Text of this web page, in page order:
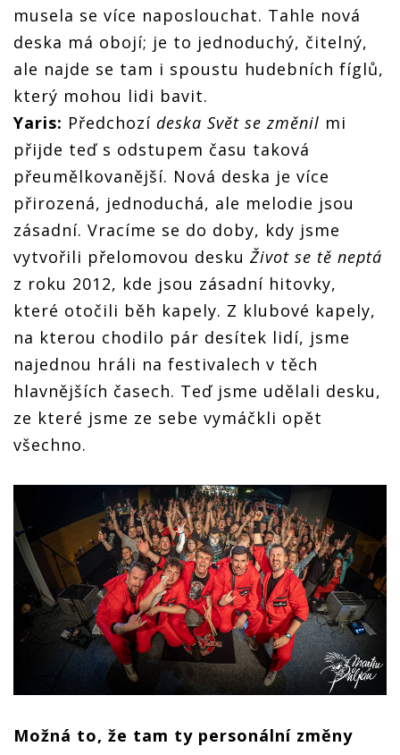
musela se více naposlouchat. Tahle nová
deska má obojí; je to jednoduchý, čitelný,
ale najde se tam i spoustu hudebních fíglů,
který mohou lidi bavit.
Yaris: Předchozí deska Svět se změnil mi
přijde teď s odstupem času taková
přeumělkovanější. Nová deska je více
přirozená, jednoduchá, ale melodie jsou
zásadní. Vracíme se do doby, kdy jsme
vytvořili přelomovou desku Život se tě neptá
z roku 2012, kde jsou zásadní hitovky,
které otočili běh kapely. Z klubové kapely,
na kterou chodilo pár desítek lidí, jsme
najednou hráli na festivalech v těch
hlavnějších časech. Teď jsme udělali desku,
ze které jsme ze sebe vymáčkli opět
všechno.
Možná to, že tam ty personální změny